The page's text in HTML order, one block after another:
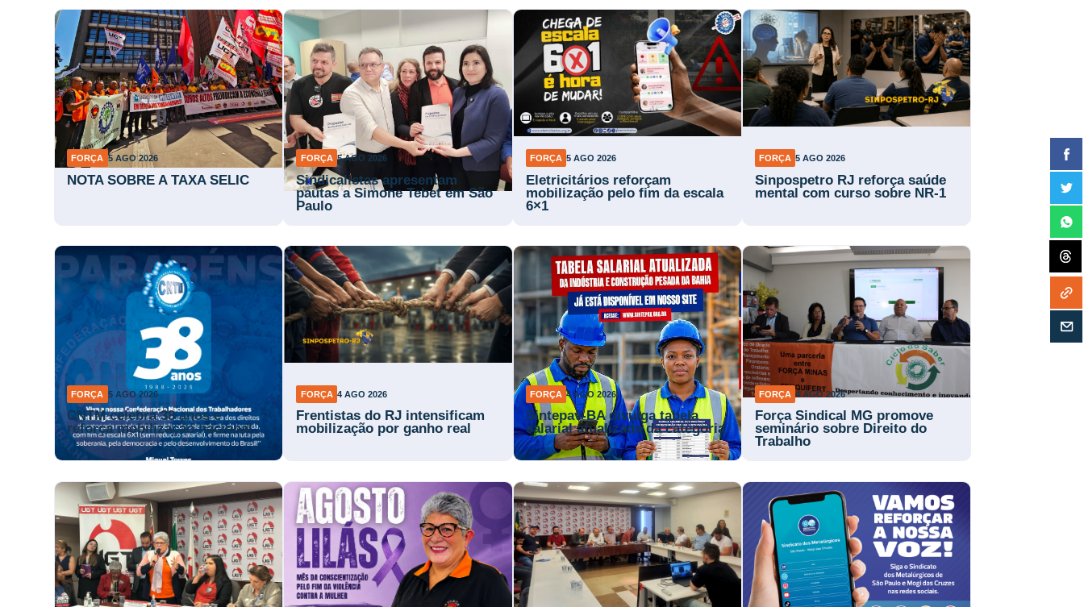
FORÇA 5 AGO 2026
NOTA SOBRE A TAXA SELIC
FORÇA 5 AGO 2026
Sindicalistas apresentam
pautas a Simone Tebet em São
Paulo
FORÇA 5 AGO 2026
Eletricitários reforçam
mobilização pelo fim da escala
6×1
FORÇA 5 AGO 2026
Sinpospetro RJ reforça saúde
mental com curso sobre NR-1
FORÇA 5 AGO 2026
CNTM celebra 38 anos e
reforça mobilização nacional
FORÇA 4 AGO 2026
Frentistas do RJ intensificam
mobilização por ganho real
FORÇA 4 AGO 2026
Sintepav-BA divulga tabela
salarial atualizada da categoria
FORÇA 4 AGO 2026
Força Sindical MG promove
seminário sobre Direito do
Trabalho